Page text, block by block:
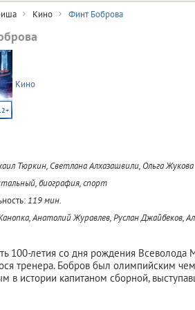
Кино Финт Боброва
Кино
Тюркин, Светлана Алхазашвили, Ольга Жукова
биография, спорт
119 мин.
Анатолий Журавлев, Руслан Джайбеков,
100-летия со дня рождения Всеволода
тренера. Бобров был олимпийским
в истории капитаном сборной,